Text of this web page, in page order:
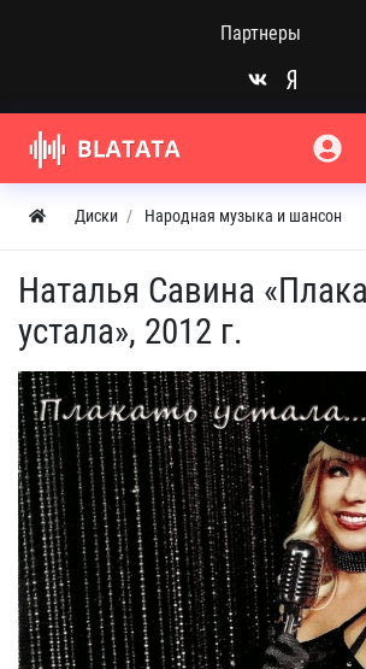
Партнеры
Диски Народная музыка и шансон
Наталья Савина
устала», 2012 г.